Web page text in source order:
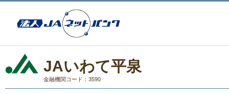
JAいわて平泉
金融機関コード：3590